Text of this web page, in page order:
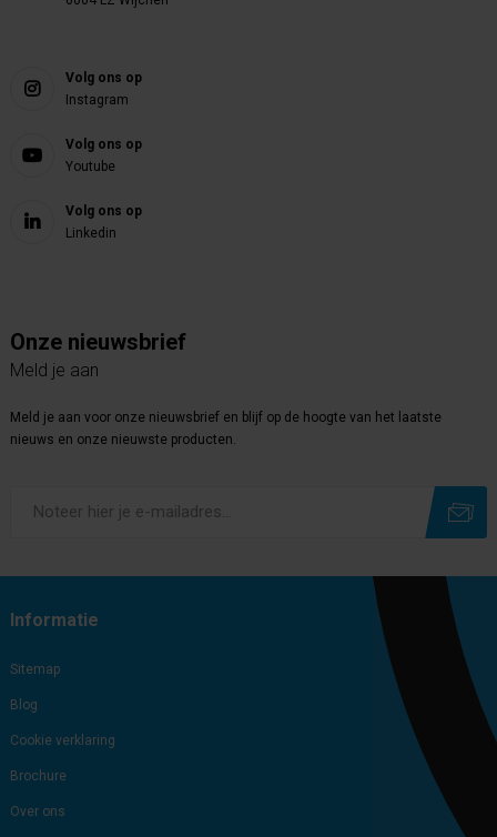
Volg ons op
Instagram
Volg ons op
Youtube
Volg ons op
Linkedin
Onze nieuwsbrief
Meld je aan
Meld je aan voor onze nieuwsbrief en blijf op de hoogte van het laatste
nieuws en onze nieuwste producten.
Informatie
Sitemap
Blog
Cookie verklaring
Brochure
Over ons